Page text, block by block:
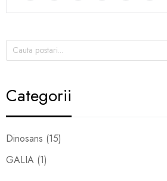
Categorii
Dinosans (15)
GALIA (1)